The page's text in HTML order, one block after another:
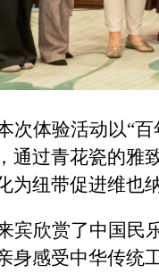
次体验活动以“
通过青花瓷的雅
为纽带促进维也
宾欣赏了中国民
身感受中华传统